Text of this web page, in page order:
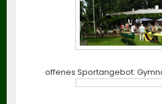
offenes Sportangebot: